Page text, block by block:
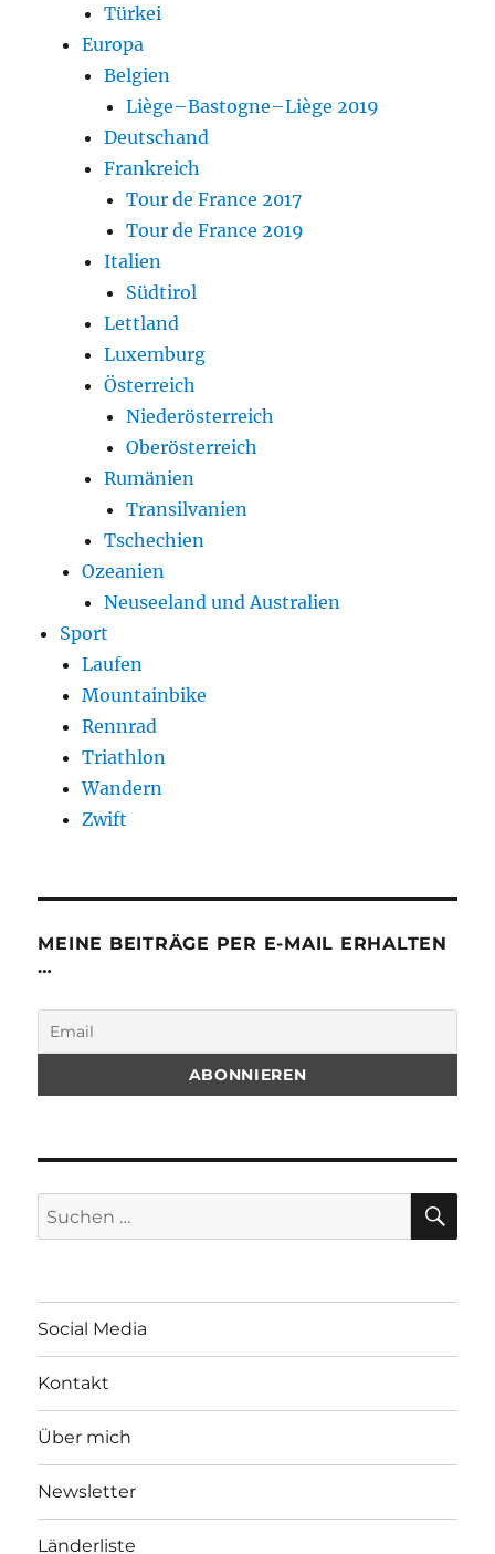
Türkei
Europa
Belgien
Liège–Bastogne–Liège 2019
Deutschand
Frankreich
Tour de France 2017
Tour de France 2019
Italien
Südtirol
Lettland
Luxemburg
Österreich
Niederösterreich
Oberösterreich
Rumänien
Transilvanien
Tschechien
Ozeanien
Neuseeland und Australien
Sport
Laufen
Mountainbike
Rennrad
Triathlon
Wandern
Zwift
MEINE BEITRÄGE PER E-MAIL ERHALTEN
…
Suchen
nach:
Social Media
Kontakt
Über mich
Newsletter
Länderliste